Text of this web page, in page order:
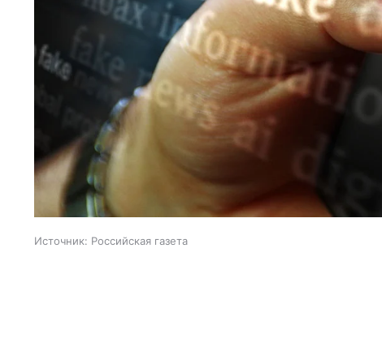
Источник: Российская газета